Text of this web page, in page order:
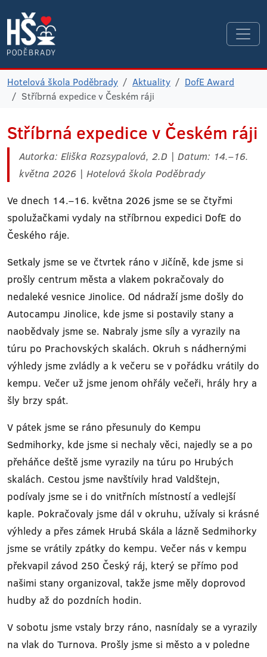
Hotelová škola Poděbrady Aktuality
DofE Award
Stříbrná expedice v Českém ráji
Stříbrná expedice v Českém ráji
Autorka: Eliška Rozsypalová, 2.D | Datum: 14.–16.
května 2026 | Hotelová škola Poděbrady
Ve dnech 14.–16. května 2026 jsme se se čtyřmi
spolužačkami vydaly na stříbrnou expedici DofE do
Českého ráje.
Setkaly jsme se ve čtvrtek ráno v Jičíně, kde jsme si
prošly centrum města a vlakem pokračovaly do
nedaleké vesnice Jinolice. Od nádraží jsme došly do
Autocampu Jinolice, kde jsme si postavily stany a
naobědvaly jsme se. Nabraly jsme síly a vyrazily na
túru po Prachovských skalách. Okruh s nádhernými
výhledy jsme zvládly a k večeru se v pořádku vrátily do
kempu. Večer už jsme jenom ohřály večeři, hrály hry a
šly brzy spát.
V pátek jsme se ráno přesunuly do Kempu
Sedmihorky, kde jsme si nechaly věci, najedly se a po
přeháňce deště jsme vyrazily na túru po Hrubých
skalách. Cestou jsme navštívily hrad Valdštejn,
podívaly jsme se i do vnitřních místností a vedlejší
kaple. Pokračovaly jsme dál v okruhu, užívaly si krásné
výhledy a přes zámek Hrubá Skála a lázně Sedmihorky
jsme se vrátily zpátky do kempu. Večer nás v kempu
překvapil závod 250 Český ráj, který se přímo pod
našimi stany organizoval, takže jsme měly doprovod
hudby až do pozdních hodin.
V sobotu jsme vstaly brzy ráno, nasnídaly se a vyrazily
na vlak do Turnova. Prošly jsme si město a v poledne